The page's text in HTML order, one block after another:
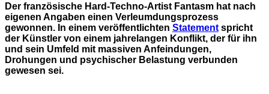
Der französische Hard-Techno-Artist Fantasm hat nach
eigenen Angaben einen Verleumdungsprozess
gewonnen. In einem veröffentlichten Statement spricht
der Künstler von einem jahrelangen Konflikt, der für ihn
und sein Umfeld mit massiven Anfeindungen,
Drohungen und psychischer Belastung verbunden
gewesen sei.